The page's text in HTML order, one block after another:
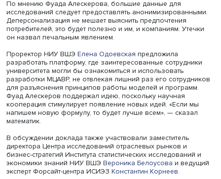
Фото: iStock
Стажер-исследователь Международной лаборатории
цифровой трансформации в государственном
Института государственного и муниципального
НИУ ВШЭИван Макаровпоинтересовался, насколько
каких областях в России применяются количественные
методы анализа данных и где вероятно использовать